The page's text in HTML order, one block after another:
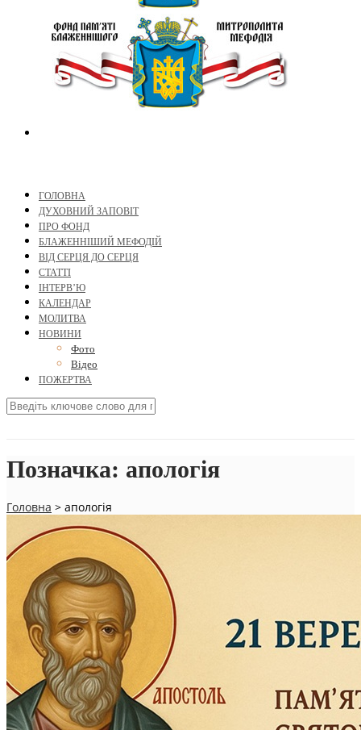
ГОЛОВНА
ДУХОВНИЙ ЗАПОВІТ
ПРО ФОНД
БЛАЖЕННІШИЙ МЕФОДІЙ
ВІД СЕРЦЯ ДО СЕРЦЯ
СТАТТІ
ІНТЕРВ’Ю
КАЛЕНДАР
МОЛИТВА
НОВИНИ
Фото
Відео
ПОЖЕРТВА
Позначка: апологія
Головна > апологія